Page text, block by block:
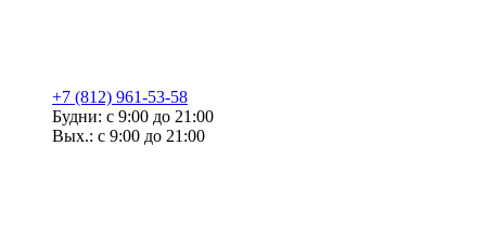
+7 (812) 961-53-58
Будни: с 9:00 до 21:00
Вых.: с 9:00 до 21:00